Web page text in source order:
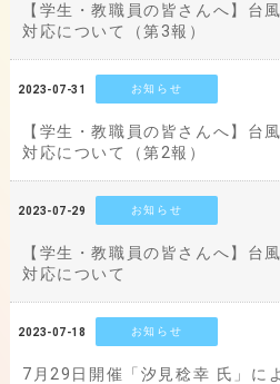
【学生・教職員の皆さんへ】台
対応について（第3報）
2023-07-31 お知らせ
【学生・教職員の皆さんへ】台
対応について（第2報）
2023-07-29 お知らせ
【学生・教職員の皆さんへ】台
対応について
2023-07-18 お知らせ
7月29日開催「汐見稔幸 氏」に